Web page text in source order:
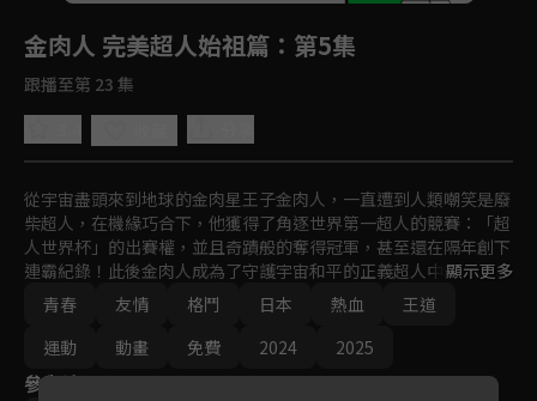
金肉人 完美超人始祖篇 ：第5集
跟播至第 23 集
從宇宙盡頭來到地球的金肉星王子金肉人，一直遭到人類嘲笑是廢
柴超人，在機緣巧合下，他獲得了角逐世界第一超人的競賽：「超
人世界杯」的出賽權，並且奇蹟般的奪得冠軍，甚至還在隔年創下
連霸紀錄！此後金肉人成為了守護宇宙和平的正義超人中的核心人
物，他與夥伴憑藉友誼的力量，擊敗了企圖統治世界的惡魔超人、
意圖消滅地球上弱小超人的完美超人等兇猛的敵對勢力。大約過了
一年半後全宇宙應該還在一片祥和之中，但是！？
顯示更多
青春
友情 格鬥 日本 熱血
王道
運動
動畫 免費 2024 2025
參與演員